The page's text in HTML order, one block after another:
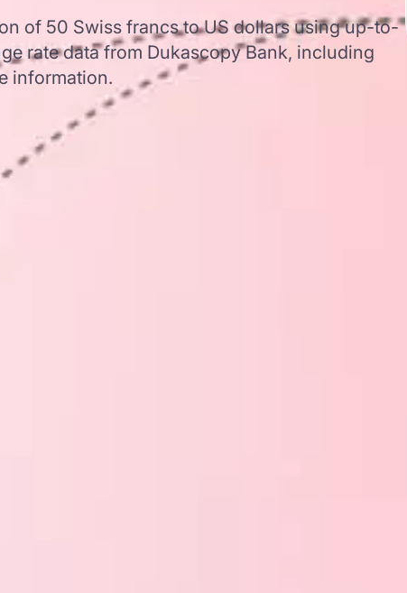
of 50 Swiss francs to US dollars using up-to-
rate data from Dukascopy Bank, including
information.